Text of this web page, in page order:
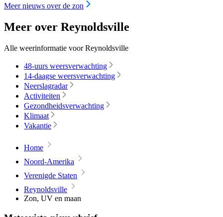
Meer nieuws over de zon
Meer over Reynoldsville
Alle weerinformatie voor Reynoldsville
48-uurs weersverwachting
14-daagse weersverwachting
Neerslagradar
Activiteiten
Gezondheidsverwachting
Klimaat
Vakantie
Home
Noord-Amerika
Verenigde Staten
Reynoldsville
Zon, UV en maan